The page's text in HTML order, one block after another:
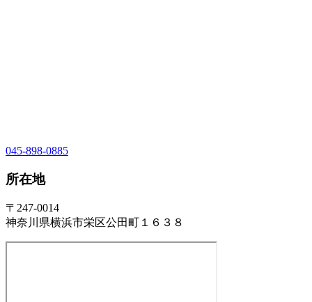
045-898-0885
所在地
〒247-0014
神奈川県横浜市栄区公田町１６３８